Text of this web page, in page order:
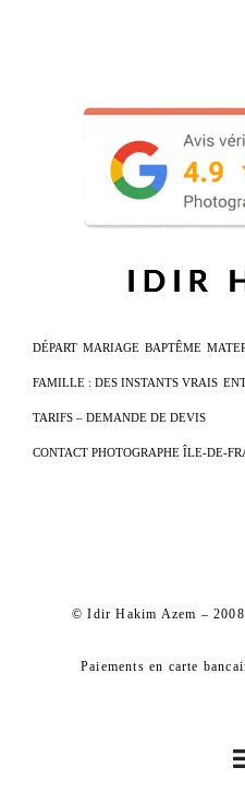
DÉPART MARIAGE BAPTÊME
FAMILLE : DES INSTANTS VRAIS
TARIFS – DEMANDE DE DEVIS
CONTACT PHOTOGRAPHE ÎLE-DE-
© Idir Hakim Azem –
Paiements en carte